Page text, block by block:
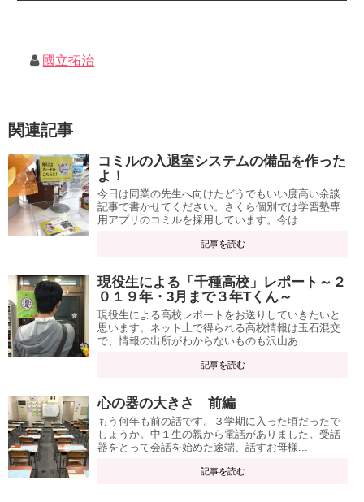
國立拓治
関連記事
コミルの入退室システムの備品を作った
よ！
今日は同業の先生へ向けたどうでもいい度高い余談
記事で書かせてください。さくら個別では学習塾専
用アプリのコミルを採用しています。今は...
記事を読む
現役生による「千種高校」レポート～２
０１９年・3月まで３年Tくん～
現役生による高校レポートをお送りしていきたいと
思います。ネット上で得られる高校情報は玉石混交
で、情報の出所がわからないものも沢山あ...
記事を読む
心の器の大きさ 前編
もう何年も前の話です。３学期に入った頃だったで
しょうか。中１生の親から電話がありました。受話
器をとって会話を始めた途端、話すお母様...
記事を読む